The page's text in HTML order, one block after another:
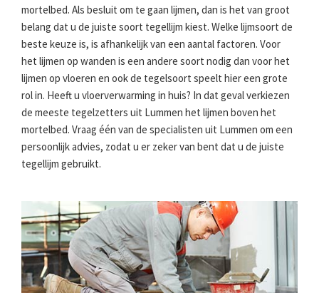
mortelbed. Als besluit om te gaan lijmen, dan is het van groot
belang dat u de juiste soort tegellijm kiest. Welke lijmsoort de
beste keuze is, is afhankelijk van een aantal factoren. Voor
het lijmen op wanden is een andere soort nodig dan voor het
lijmen op vloeren en ook de tegelsoort speelt hier een grote
rol in. Heeft u vloerverwarming in huis? In dat geval verkiezen
de meeste tegelzetters uit Lummen het lijmen boven het
mortelbed. Vraag één van de specialisten uit Lummen om een
persoonlijk advies, zodat u er zeker van bent dat u de juiste
tegellijm gebruikt.